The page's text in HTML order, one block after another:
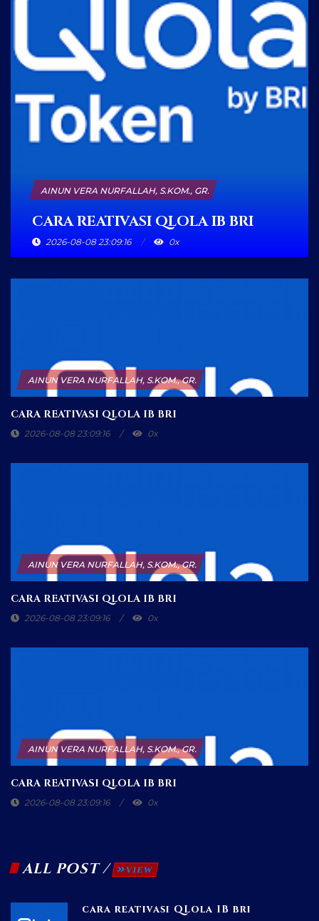
AINUN VERA NURFALLAH, S.KOM., GR.
CARA REATIVASI QLOLA IB BRI
2026-08-08 23:08:24 0x
AINUN VERA NURFALLAH, S.KOM., GR.
CARA REATIVASI QLOLA IB BRI
2026-08-08 23:03:30 0x
AINUN VERA NURFALLAH, S.KOM., GR.
CARA REATIVASI QLOLA IB BRI
2026-08-08 23:03:09 0x
AINUN VERA NURFALLAH, S.KOM., GR.
CARA REATIVASI QLOLA IB BRI
2026-08-08 23:02:43 0x
ALL POST / VIEW
cara reativasi QLola IB bri